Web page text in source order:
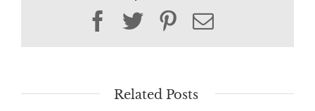
Facebook
TwitterPinterest
Email
Related Posts